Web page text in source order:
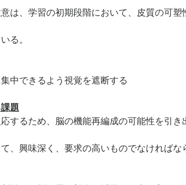
は、学習の初期段階において、皮質の可塑
る。
中できるよう視覚を遮断する
題
するため、脳の機能再編成の可能性を引き
、興味深く、要求の高いものでなければな